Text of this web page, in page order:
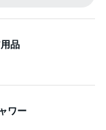
品
ワー